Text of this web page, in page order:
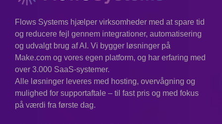
Flows Systems hjælper virksomheder med at spare tid
og reducere fejl gennem integrationer, automatisering
og udvalgt brug af AI. Vi bygger løsninger på
Make.com og vores egen platform, og har erfaring med
over 3.000 SaaS-systemer.
Alle løsninger leveres med hosting, overvågning og
mulighed for supportaftale – til fast pris og med fokus
på værdi fra første dag.